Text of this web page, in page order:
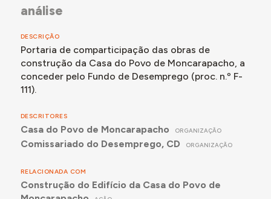
análise
DESCRIÇÃO
Portaria de comparticipação das obras de
construção da Casa do Povo de Moncarapacho, a
conceder pelo Fundo de Desemprego (proc. n.º F-
111).
DESCRITORES
Casa do Povo de Moncarapacho ORGANIZAÇÃO
Comissariado do Desemprego, CD ORGANIZAÇÃO
RELACIONADA COM
Construção do Edifício da Casa do Povo de